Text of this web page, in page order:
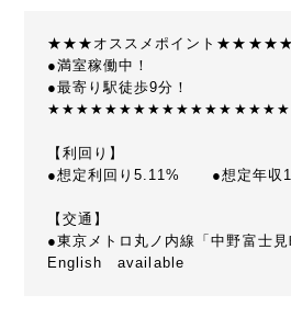
★★★オススメポイント
●満室稼働中！
●最寄り駅徒歩9分！
【利回り】
●想定利回り5.11% ●想定年収
【交通】
●東京メトロ丸ノ内線「中野富士
English available